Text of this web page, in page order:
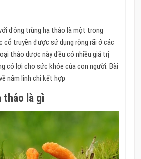
đông trùng hạ thảo là một trong
cổ truyền được sử dụng rộng rãi ở các
thảo dược này đều có nhiều giá trị
có lợi cho sức khỏe của con người. Bài
nấm linh chi kết hợp
là gì